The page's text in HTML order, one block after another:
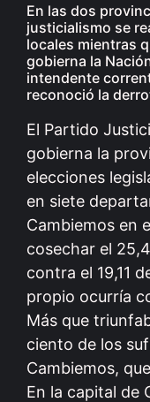
En las dos
justicialismo se
locales mientras
gobierna la
intendente
reconoció la
El Partido
gobierna la
elecciones
en siete
Cambiemos en
cosechar el
contra el 19,11
propio ocurría
Más que
ciento de los
Cambiemos,
En la capital de